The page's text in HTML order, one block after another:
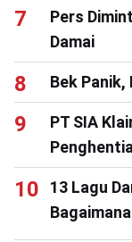
Pers
Damai
Bek Panik,
PT SIA
13 Lagu